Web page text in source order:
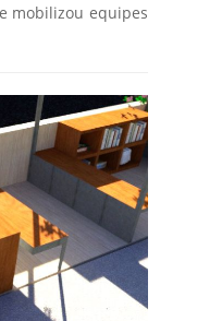
mobilizou equipes